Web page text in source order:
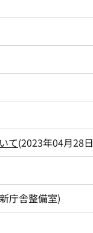
て(2023年04月28日
新庁舎整備室)